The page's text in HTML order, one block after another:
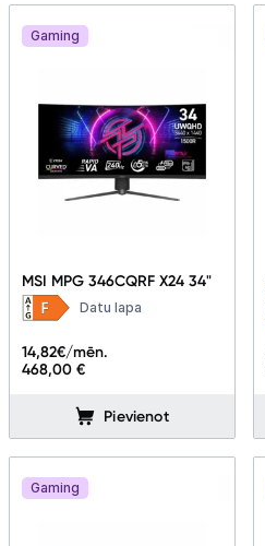
Gaming
MSI MPG 346CQRF X24 34"
Datu lapa
468,00 €
14,82€/mēn.
Pievienot
Gaming